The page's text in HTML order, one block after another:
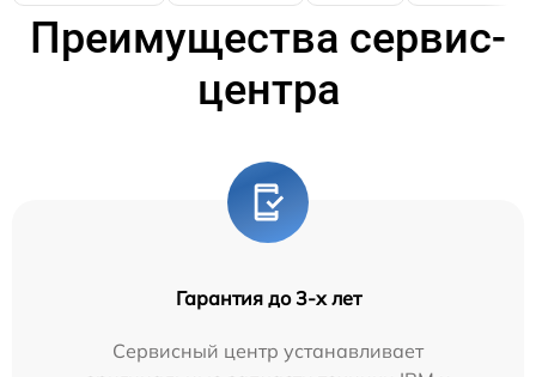
Преимущества сервис-
центра
Гарантия до 3-х лет
Сервисный центр устанавливает